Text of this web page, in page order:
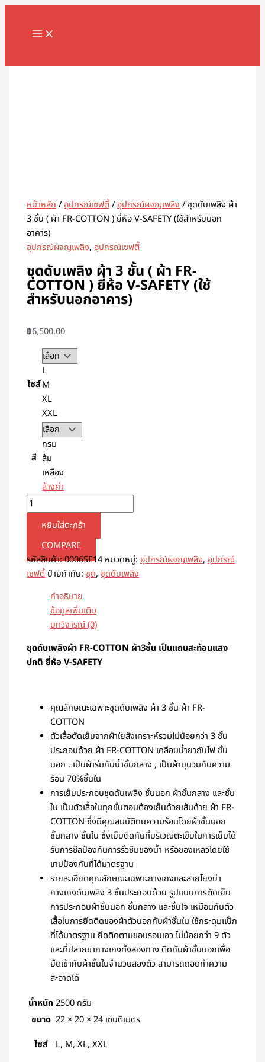
Skip
content
MAIN
หน้าหลัก/อุปกรณ์เซฟตี้/อุปกรณ์ผจญเพลิง/ ชุดดับเพลิง ผ้า
3 ชั้น ( ผ้า FR-COTTON ) ยี่ห้อ V-SAFETY (ใช้สำหรับนอก
อาคาร)
อุปกรณ์ผจญเพลิง,อุปกรณ์เซฟตี้
ชุดดับเพลิง ผ้า 3 ชั้น ( ผ้า FR-
COTTON ) ยี่ห้อ V-SAFETY (ใช้
สำหรับนอกอาคาร)
฿6,500.00
ไซส์
L
M
XL
XXL
สี
กรม
ส้ม
เหลือง
ล้างค่า
จำนวน
ดับ
ผ้า
SAFETY
(ใช้
สำหรับ
นอก
อาคาร)
ชิ้น
หยิบใส่ตะกร้า
COMPARE
รหัสสินค้า:0006SE14 หมวดหมู่:อุปกรณ์ผจญเพลิง,อุปกรณ์
เซฟตี้ ป้ายกำกับ:ชุด,ชุดดับเพลิง
คำอธิบาย
ข้อมูลเพิ่มเติม
บทวิจารณ์ (0)
ชุดดับเพลิงผ้า FR-COTTON ผ้า3ชั้น เป็นแถบสะท้อนแสง
ปกติ ยี่ห้อ V-SAFETY
คุณลักษณะเฉพาะชุดดับเพลิง ผ้า 3 ชั้น ผ้า FR-
COTTON
ตัวเสื้อตัดเย็บจากผ้าใยสังเคราะห์รวมไม่น้อยกว่า 3 ชั้น
ประกอบด้วย ผ้า FR-COTTON เคลือบน้ำยากันไฟ ชั้น
นอก . เป็นผ้าร่มกันน้ำชั้นกลาง , เป็นผ้าบุนวมกันความ
ร้อน 70%ชั้นใน
การเย็บประกอบชุดดับเพลิง ชั้นนอก ผ้าชั้นกลาง และชั้น
ใน เป็นตัวเสื้อในทุกขั้นตอนต้องเย็นด้วยเส้นด้าย ผ้า FR-
COTTON ซึ่งมีคุณสมบัติทนความร้อนโดยผ้าชั้นนอก
ชั้นกลาง ชั้นใน ซึ่งเย็บติดกันที่บริเวณตะเข็บในการเย็บได้
รับการซีลป้องกันการรั่วซึมของน้ำ หรือของเหลวโดยใช้
เทปป้องกันที่ได้มาตรฐาน
รายละเอียดคุณลักษณะเฉพาะกางเกงและสายโยงบ่า
กางเกงดับเพลิง 3 ชั้นประกอบด้วย รูปแบบการตัดเย็บ
การประกอบผ้าชั้นนอก ชั้นกลาง และชั้นใจ เหมือนกับตัว
เสื้อในการยึดติดของผ้าตัวนอกกับผ้าชั้นใน ใช้กระดุมแป็ก
ที่ได้มาตรฐาน ยึดติดตามขอบรอบเอว ไม่น้อยกว่า 9 ตัว
และที่ปลายขากางเกงทั้งสองทาง ติดกับผ้าชั้นนอกเพื่อ
ยึดเข้ากับผ้าชั้นในจำนวนสองตัว สามารถถอดทำความ
สะอาดได้
น้ำหนัก 2500 กรัม
ขนาด 22 × 20 × 24 เซนติเมตร
ไซส์
L, M, XL, XXL